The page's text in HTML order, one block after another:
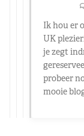
Ik hou er
UK
je zegt
probeer
mooie